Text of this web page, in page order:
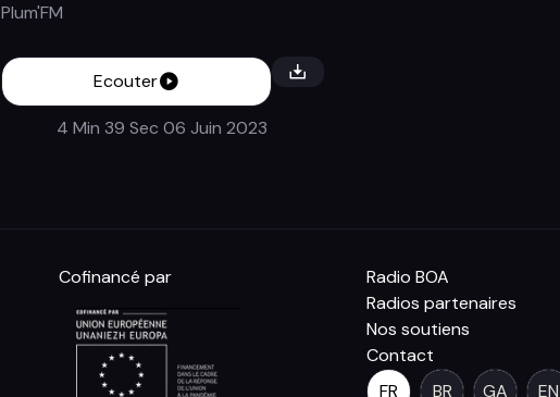
Plum'FM
Ecouter
4 Min 39 Sec 06 Juin 2023
Cofinancé par
Radio BOA
Radios partenaires
Nos soutiens
Contact
FR
BR GA EN